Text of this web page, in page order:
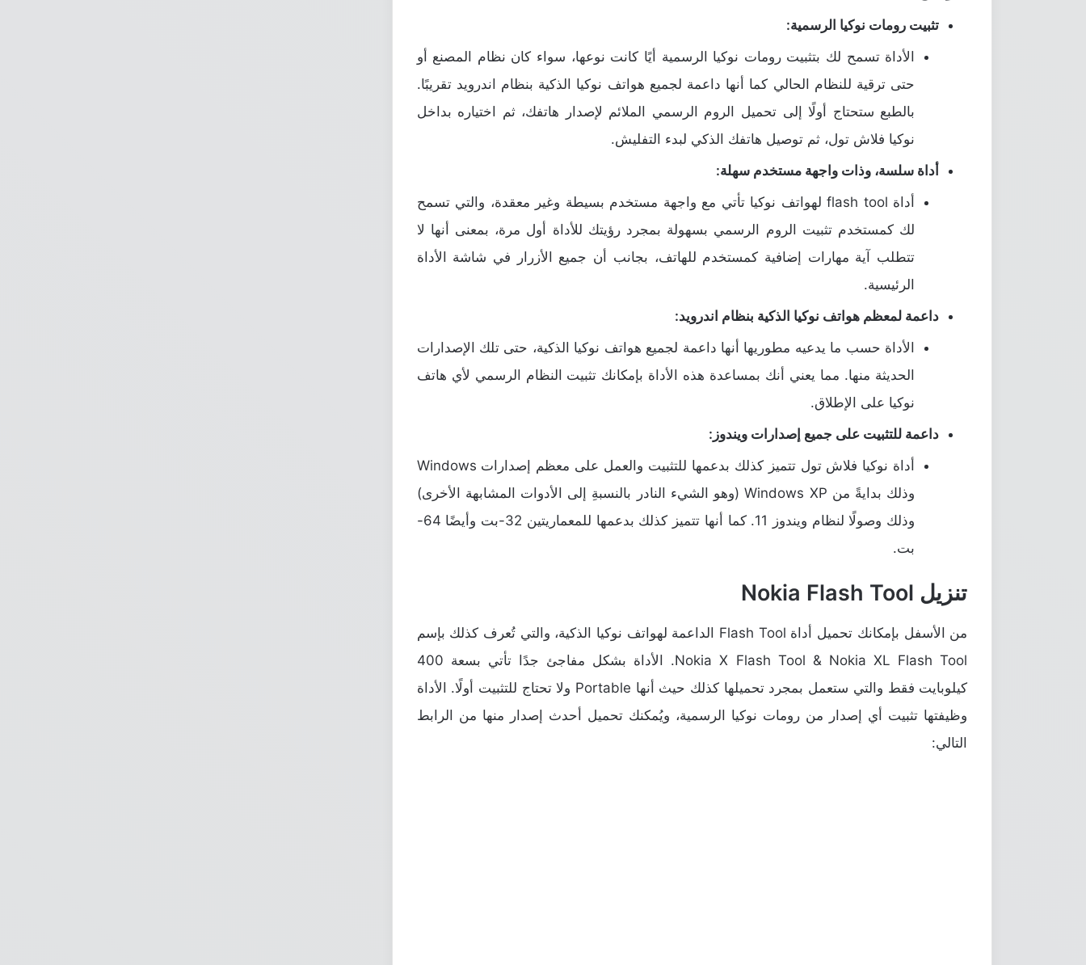
تثبيت رومات نوكيا الرسمية:
الأداة تسمح لك بتثبيت رومات نوكيا الرسمية أيًا كانت نوعها، سواء كان نظام المصنع أو
حتى ترقية للنظام الحالي كما أنها داعمة لجميع هواتف نوكيا الذكية بنظام اندرويد تقريبًا.
بالطبع ستحتاج أولًا إلى تحميل الروم الرسمي الملائم لإصدار هاتفك، ثم اختياره بداخل
نوكيا فلاش تول، ثم توصيل هاتفك الذكي لبدء التفليش.
أداة سلسة، وذات واجهة مستخدم سهلة:
أداة flash tool لهواتف نوكيا تأتي مع واجهة مستخدم بسيطة وغير معقدة، والتي تسمح
لك كمستخدم تثبيت الروم الرسمي بسهولة بمجرد رؤيتك للأداة أول مرة، بمعنى أنها لا
تتطلب آية مهارات إضافية كمستخدم للهاتف، بجانب أن جميع الأزرار في شاشة الأداة
الرئيسية.
داعمة لمعظم هواتف نوكيا الذكية بنظام اندرويد:
الأداة حسب ما يدعيه مطوريها أنها داعمة لجميع هواتف نوكيا الذكية، حتى تلك الإصدارات
الحديثة منها. مما يعني أنك بمساعدة هذه الأداة بإمكانك تثبيت النظام الرسمي لأي هاتف
نوكيا على الإطلاق.
داعمة للتثبيت على جميع إصدارات ويندوز:
أداة نوكيا فلاش تول تتميز كذلك بدعمها للتثبيت والعمل على معظم إصدارات Windows
وذلك بدايةً من Windows XP (وهو الشيء النادر بالنسبةِ إلى الأدوات المشابهة الأخرى)
وذلك وصولًا لنظام ويندوز 11. كما أنها تتميز كذلك بدعمها للمعماريتين 32-بت وأيضًا 64-
بت.
تنزيل Nokia Flash Tool
من الأسفل بإمكانك تحميل أداة Flash Tool الداعمة لهواتف نوكيا الذكية، والتي تُعرف كذلك بإسم
Nokia X Flash Tool & Nokia XL Flash Tool. الأداة بشكل مفاجئ جدًا تأتي بسعة 400
كيلوبايت فقط والتي ستعمل بمجرد تحميلها كذلك حيث أنها Portable ولا تحتاج للتثبيت أولًا. الأداة
وظيفتها تثبيت أي إصدار من رومات نوكيا الرسمية، ويُمكنك تحميل أحدث إصدار منها من الرابط
التالي: